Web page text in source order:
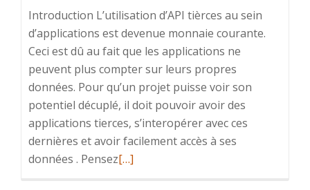
Introduction L’utilisation d’API tièrces au sein
d’applications est devenue monnaie courante.
Ceci est dû au fait que les applications ne
peuvent plus compter sur leurs propres
données. Pour qu’un projet puisse voir son
potentiel décuplé, il doit pouvoir avoir des
applications tierces, s’interopérer avec ces
dernières et avoir facilement accès à ses
données . PensezEn
[…]